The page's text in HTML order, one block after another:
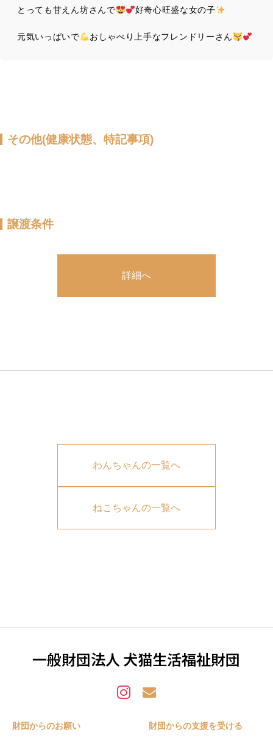
とっても甘えん坊さんで 好奇心旺盛な女の子
元気いっぱいで おしゃべり上手なフレンドリーさん
その他(健康状態、特記事項)
譲渡条件
詳細へ
わんちゃんの一覧へ
ねこちゃんの一覧へ
一般財団法人 犬猫生活福祉財団
財団からのお願い 財団からの支援を受ける